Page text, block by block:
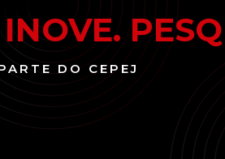
DO CEPEJ